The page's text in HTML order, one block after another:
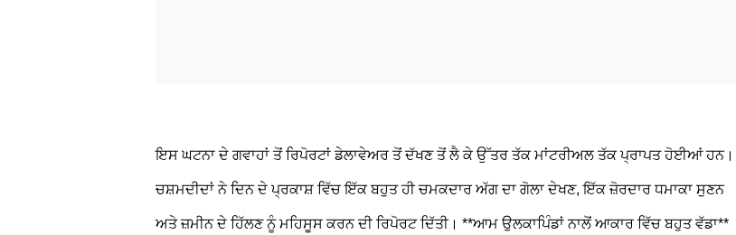
ਇਸ ਘਟਨਾ ਦੇ ਗਵਾਹਾਂ ਤੋਂ ਰਿਪੋਰਟਾਂ ਡੇਲਾਵੇਅਰ ਤੋਂ ਦੱਖਣ ਤੋਂ ਲੈ ਕੇ ਉੱਤਰ ਤੱਕ ਮਾਂਟਰੀਅਲ ਤੱਕ ਪ੍ਰਾਪਤ ਹੋਈਆਂ ਹਨ।
ਚਸ਼ਮਦੀਦਾਂ ਨੇ ਦਿਨ ਦੇ ਪ੍ਰਕਾਸ਼ ਵਿੱਚ ਇੱਕ ਬਹੁਤ ਹੀ ਚਮਕਦਾਰ ਅੱਗ ਦਾ ਗੋਲਾ ਦੇਖਣ, ਇੱਕ ਜ਼ੋਰਦਾਰ ਧਮਾਕਾ ਸੁਣਨ
ਅਤੇ ਜ਼ਮੀਨ ਦੇ ਹਿੱਲਣ ਨੂੰ ਮਹਿਸੂਸ ਕਰਨ ਦੀ ਰਿਪੋਰਟ ਦਿੱਤੀ। **ਆਮ ਉਲਕਾਪਿੰਡਾਂ ਨਾਲੋਂ ਆਕਾਰ ਵਿੱਚ ਬਹੁਤ ਵੱਡਾ**